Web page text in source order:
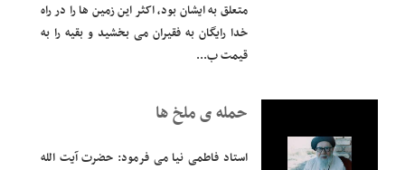
متعلق به ایشان بود، اکثر این زمین ها را در راه
خدا رایگان به فقیران می بخشید و بقیه را به
استاد فاطمی نیا می فرمود: حضرت آیت الله